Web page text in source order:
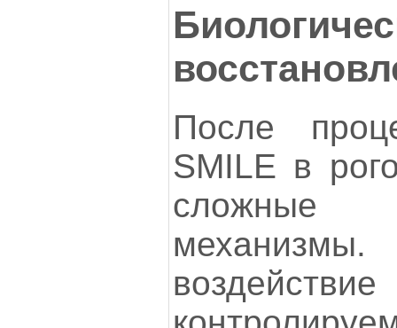
После
SMILE в
сложные